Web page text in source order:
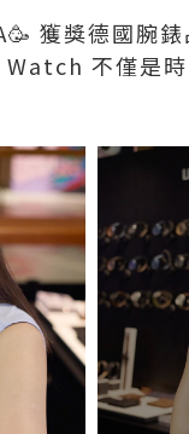
獲獎德國
不僅是時